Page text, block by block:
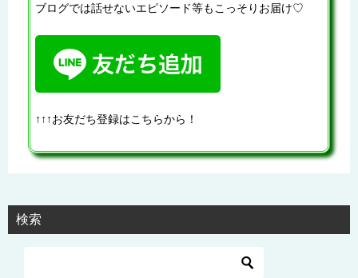
ブログでは話せないエピソード等もこっそりお届け♡
↑↑↑お友だち登録はこちらから！
検索